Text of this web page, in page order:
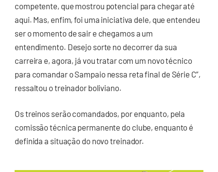
competente, que mostrou potencial para chegar até
aqui. Mas, enfim, foi uma iniciativa dele, que entendeu
ser o momento de sair e chegamos a um
entendimento. Desejo sorte no decorrer da sua
carreira e, agora, já vou tratar com um novo técnico
para comandar o Sampaio nessa reta final de Série C”,
ressaltou o treinador boliviano.
Os treinos serão comandados, por enquanto, pela
comissão técnica permanente do clube, enquanto é
definida a situação do novo treinador.